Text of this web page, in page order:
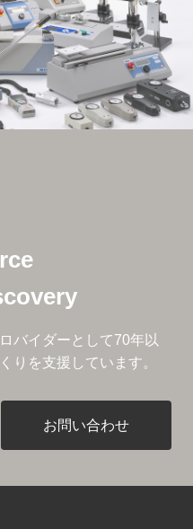
バイダーとして70年以
りを支援しています。
お問い合わせ